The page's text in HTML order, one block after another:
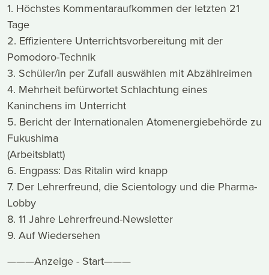
1. Höchstes Kommentaraufkommen der letzten 21
Tage
2. Effizientere Unterrichtsvorbereitung mit der
Pomodoro-Technik
3. Schüler/in per Zufall auswählen mit Abzählreimen
4. Mehrheit befürwortet Schlachtung eines
Kaninchens im Unterricht
5. Bericht der Internationalen Atomenergiebehörde zu
Fukushima
(Arbeitsblatt)
6. Engpass: Das Ritalin wird knapp
7. Der Lehrerfreund, die Scientology und die Pharma-
Lobby
8. 11 Jahre Lehrerfreund-Newsletter
9. Auf Wiedersehen
———Anzeige - Start———